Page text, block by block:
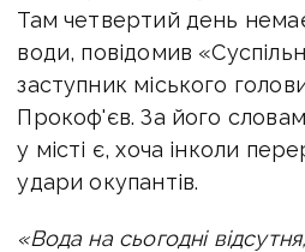
Там четвертий день
води, повідомив
заступник міського
Прокоф'єв. За його
у місті є, хоча інколи
удари окупантів.
«Вода на сьогодні